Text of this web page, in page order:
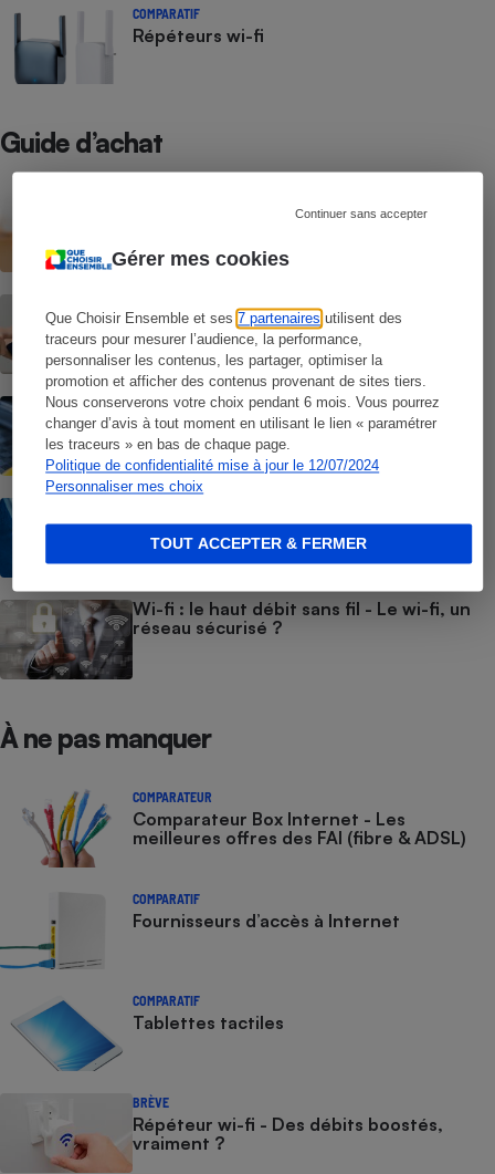
Gérer mes cookies
Que Choisir Ensemble et ses7 partenaires utilisent des
traceurs pour mesurer l’audience, la performance,
personnaliser les contenus, les partager, optimiser la
promotion et afficher des contenus provenant de sites tiers.
Nous conserverons votre choix pendant 6 mois. Vous pourrez
changer d’avis à tout moment en utilisant le lien « paramétrer
les traceurs » en bas de chaque page.
Politique de confidentialité mise à jour le 12/07/2024
Personnaliser mes choix
Continuer sans accepter
TOUT ACCEPTER & FERMER
COMPARATIF
Répéteurs wi-fi
Guide d’achat
Répéteur wi-fi - Pour améliorer sa
connexion à la maison
Fournisseurs d'accès à Internet -
Comment bien choisir son FAI ?
technologies pour avoir accès à Internet
Wi-fi : le haut débit sans fil - Le wi-fi, un
réseau sécurisé ?
À ne pas manquer
COMPARATEUR
Comparateur Box Internet - Les
meilleures offres des FAI (fibre & ADSL)
COMPARATIF
Fournisseurs d’accès à Internet
COMPARATIF
Tablettes tactiles
BRÈVE
Répéteur wi-fi - Des débits boostés,
vraiment ?